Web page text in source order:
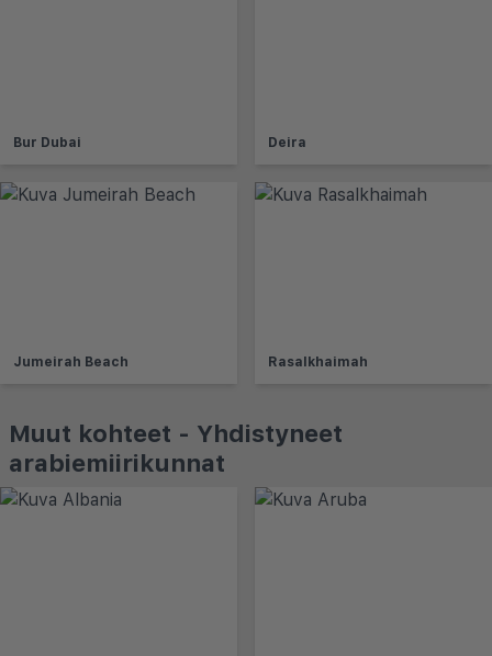
Bur Dubai Deira
Jumeirah Beach Rasalkhaimah
Muut kohteet - Yhdistyneet
arabiemiirikunnat